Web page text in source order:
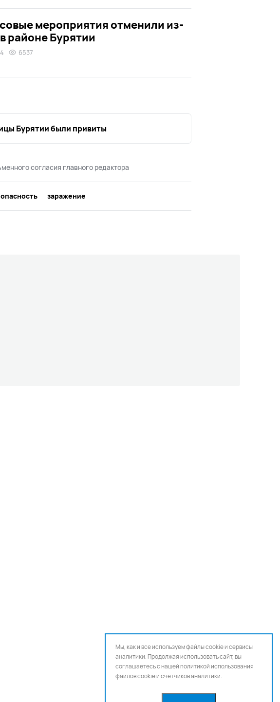
мероприятия отменили из-
районе Бурятии
6537
Бурятии были привиты
согласия главного редактора
опасность заражение
Мы, как и все используем файлы cookie и сервисы
аналитики. Продолжая использовать сайт, вы
соглашаетесь с нашейполитикой использования
файлов cookie и счетчиков аналитики.